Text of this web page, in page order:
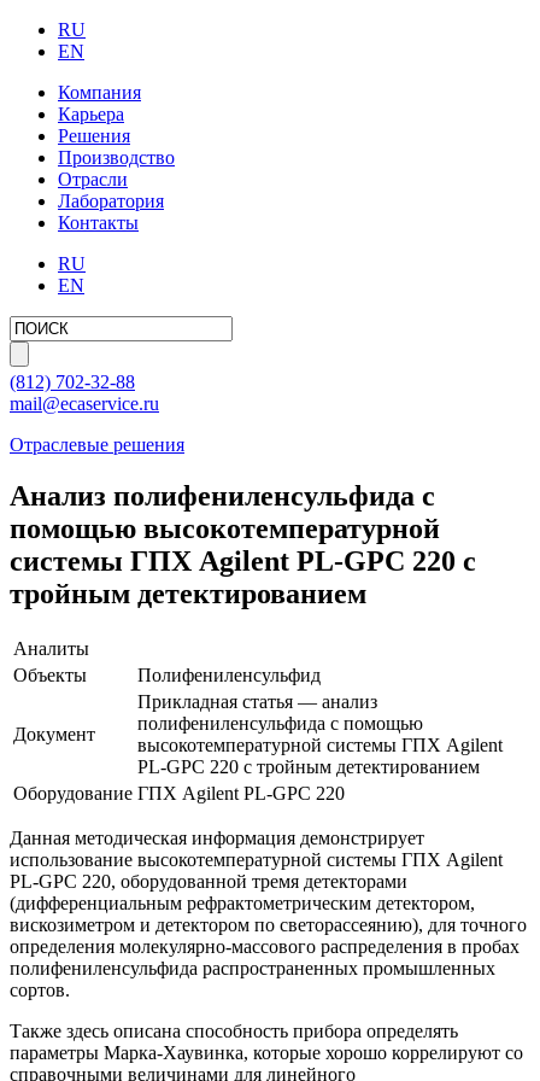
RU
EN
Компания
Карьера
Решения
Производство
Отрасли
Лаборатория
Контакты
RU
EN
(812) 702-32-88
mail@ecaservice.ru
Отраслевые решения
Анализ полифениленсульфида с
помощью высокотемпературной
системы ГПХ Agilent PL-GPC 220 с
тройным детектированием
Аналиты
Объекты
Полифениленсульфид
Документ
Прикладная статья — анализ
полифениленсульфида с помощью
высокотемпературной системы ГПХ Agilent
PL-GPC 220 с тройным детектированием
Оборудование ГПХ Agilent PL-GPC 220
Данная методическая информация демонстрирует
использование высокотемпературной системы ГПХ Agilent
PL-GPC 220, оборудованной тремя детекторами
(дифференциальным рефрактометрическим детектором,
вискозиметром и детектором по светорассеянию), для точного
определения молекулярно-массового распределения в пробах
полифениленсульфида распространенных промышленных
сортов.
Также здесь описана способность прибора определять
параметры Марка-Хаувинка, которые хорошо коррелируют со
справочными величинами для линейного